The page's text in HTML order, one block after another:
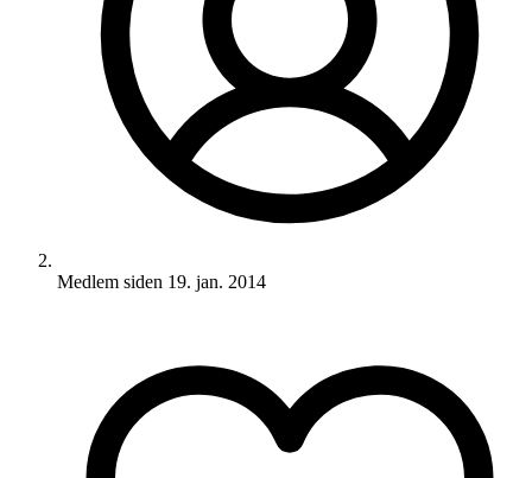
Medlem siden 19. jan. 2014